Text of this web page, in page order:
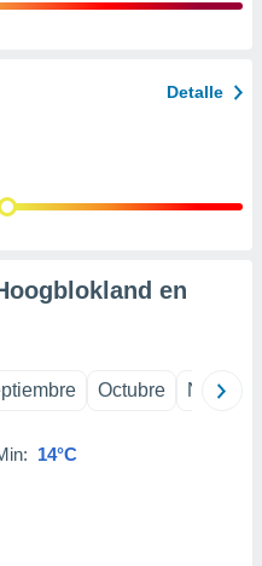
Detalle
en
Octubre
14°C